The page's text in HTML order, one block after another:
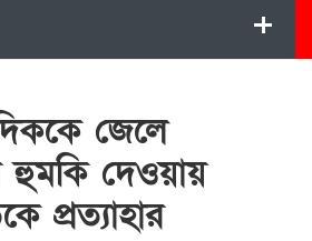
জেলে
হুমকি দেওয়ায়
প্রত্যাহার